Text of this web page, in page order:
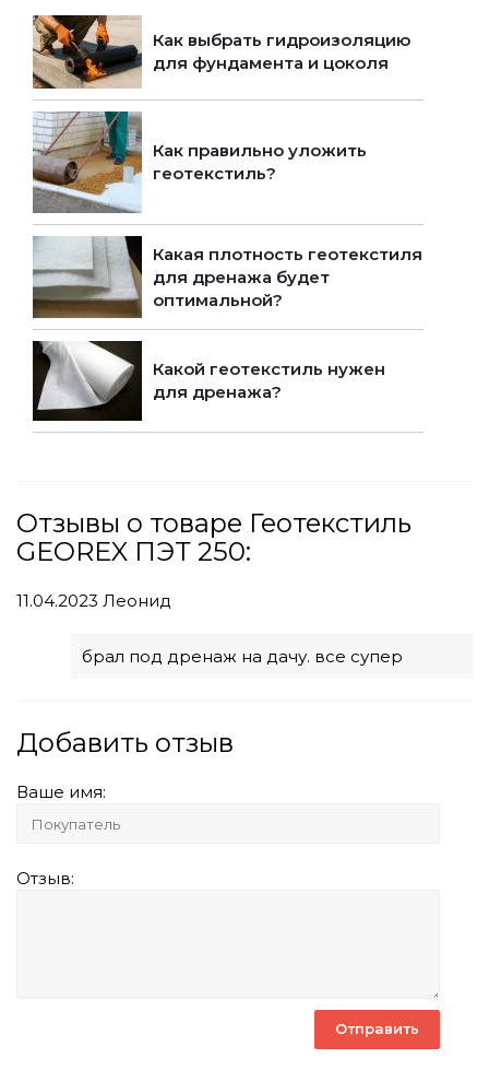
Как выбрать гидроизоляцию
для фундамента и цоколя
Как правильно уложить
геотекстиль?
Какая плотность геотекстиля
для дренажа будет
оптимальной?
Какой геотекстиль нужен
для дренажа?
Отзывы о товаре Геотекстиль
GEОREX ПЭТ 250:
11.04.2023 Леонид
брал под дренаж на дачу. все супер
Добавить отзыв
Ваше имя:
Отзыв: